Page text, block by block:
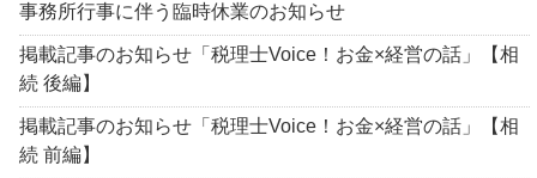
事務所行事に伴う臨時休業のお知らせ
掲載記事のお知らせ「税理士Voice！お金×経営の話」【相
続 後編】
掲載記事のお知らせ「税理士Voice！お金×経営の話」【相
続 前編】